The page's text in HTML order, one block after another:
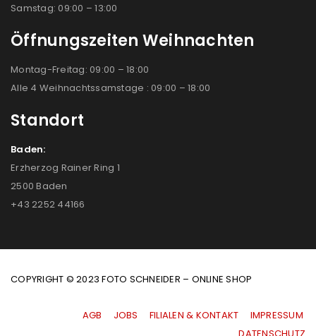
Samstag: 09:00 – 13:00
Öffnungszeiten Weihnachten
Montag-Freitag: 09:00 – 18:00
Alle 4 Weihnachtssamstage : 09:00 – 18:00
Standort
Baden:
Erzherzog Rainer Ring 1
2500 Baden
+43 2252 44166
COPYRIGHT © 2023 FOTO SCHNEIDER – ONLINE SHOP
AGB JOBS FILIALEN & KONTAKT
IMPRESSUM
|DATENSCHUTZ